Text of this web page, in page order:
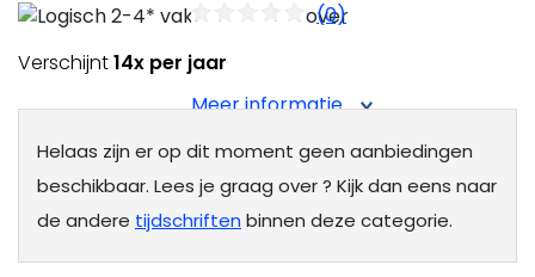
(0)
Meer informatie
Verschijnt14x per jaar
Helaas zijn er op dit moment geen aanbiedingen
beschikbaar. Lees je graag over? Kijk dan eens naar
de andere tijdschriften binnen deze categorie.